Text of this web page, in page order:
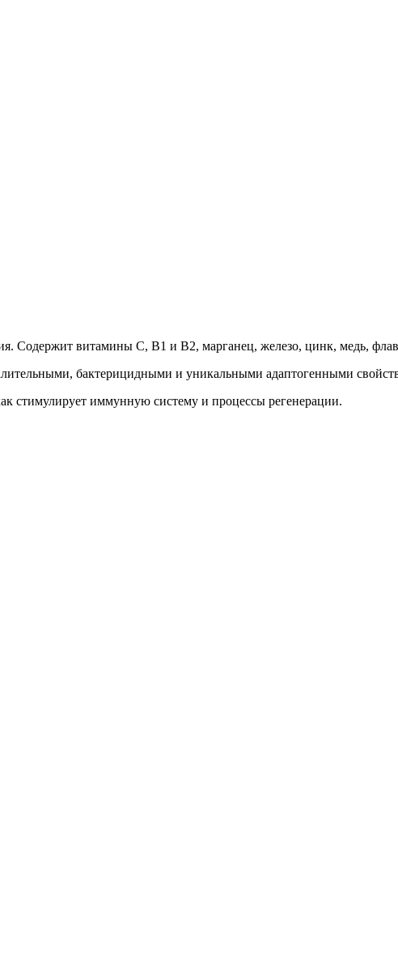
Содержит витамины С, В1 и В2, марганец, железо, цинк, медь,
бактерицидными и уникальными адаптогенными
стимулирует иммунную систему и процессы регенерации.